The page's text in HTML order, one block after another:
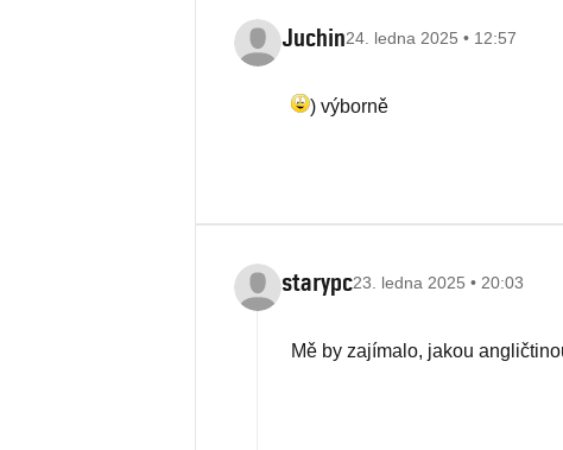
Juchin24. ledna 2025 • 12:57
) výborně
starypc23. ledna 2025 • 20:03
Mě by zajímalo, jakou